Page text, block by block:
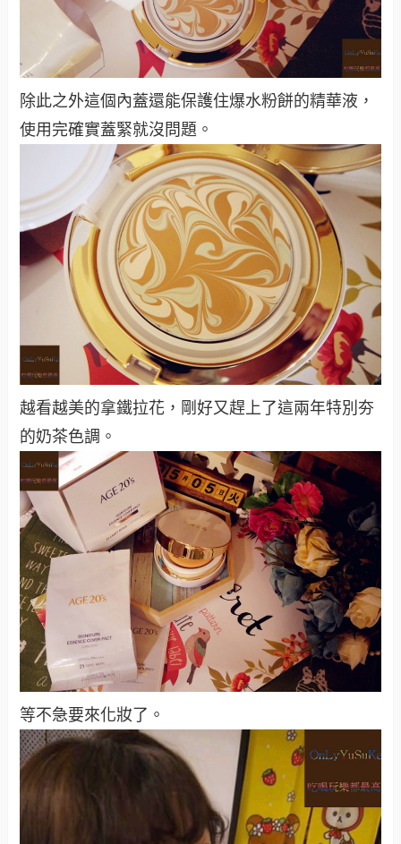
除此之外這個內蓋還能保護住爆水粉餅的精華液，
使用完確實蓋緊就沒問題。
越看越美的拿鐵拉花，剛好又趕上了這兩年特別夯
的奶茶色調。
等不急要來化妝了。